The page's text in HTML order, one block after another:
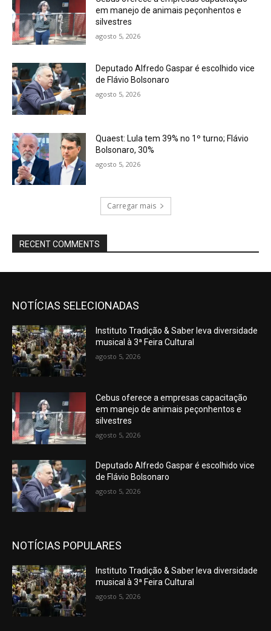
em manejo de animais peçonhentos e
silvestres
agosto 5, 2026
Deputado Alfredo Gaspar é escolhido vice
de Flávio Bolsonaro
agosto 5, 2026
Quaest: Lula tem 39% no 1º turno; Flávio
Bolsonaro, 30%
agosto 5, 2026
Carregar mais
RECENT COMMENTS
NOTÍCIAS SELECIONADAS
Instituto Tradição & Saber leva diversidade
musical à 3ª Feira Cultural
agosto 5, 2026
Cebus oferece a empresas capacitação
em manejo de animais peçonhentos e
silvestres
agosto 5, 2026
Deputado Alfredo Gaspar é escolhido vice
de Flávio Bolsonaro
agosto 5, 2026
NOTÍCIAS POPULARES
Instituto Tradição & Saber leva diversidade
musical à 3ª Feira Cultural
agosto 5, 2026